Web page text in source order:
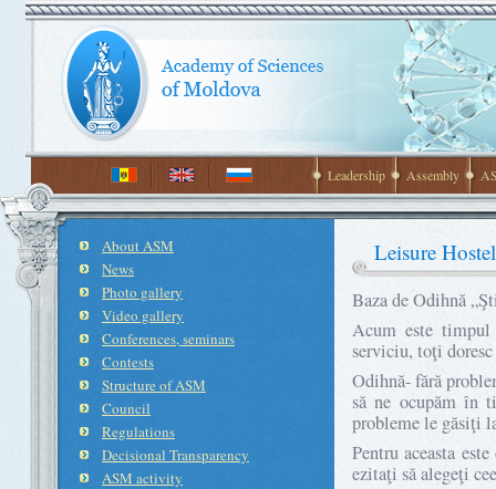
Leadership Assembly
About ASM
News
Photo gallery
Video gallery
Conferences, seminars
Contests
Structure of ASM
Council
Regulations
Decisional Transparency
ASM activity
Leisure
Baza de Odihnă
Acum este timpul
serviciu, toţi doresc
Odihnă- fără
să ne ocupăm în
probleme le găsiţi
Pentru aceasta
ezitaţi să alegeţi